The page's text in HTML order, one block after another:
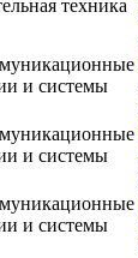
техника
и системы
и системы
и системы